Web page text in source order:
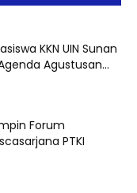
KKN UIN Sunan
Agustusan...
Forum
PTKI